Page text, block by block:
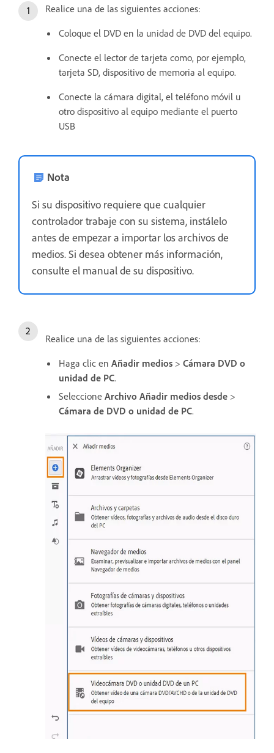
Realice una de las siguientes acciones:
Coloque el DVD en la unidad de DVD del equipo.
Conecte el lector de tarjeta como, por ejemplo,
tarjeta SD, dispositivo de memoria al equipo.
Conecte la cámara digital, el teléfono móvil u
otro dispositivo al equipo mediante el puerto
USB
Nota
Si su dispositivo requiere que cualquier
controlador trabaje con su sistema, instálelo
antes de empezar a importar los archivos de
medios. Si desea obtener más información,
consulte el manual de su dispositivo.
Realice una de las siguientes acciones:
Haga clic en Añadir medios > Cámara DVD o
unidad de PC.
Seleccione Archivo Añadir medios desde >
Cámara de DVD o unidad de PC.